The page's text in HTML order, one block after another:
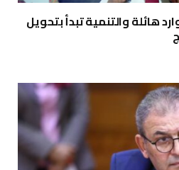
هائلة والتنمية تبدأ بتحويل